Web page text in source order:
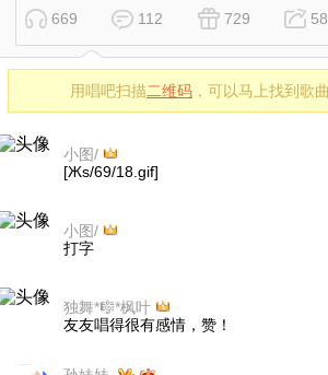
669 112 729 58
用唱吧扫描二维码 ，可以马上找到歌
小图/
[Жs/69/18.gif]
小图/
打字
独舞*🎼*枫叶
友友唱得很有感情，赞！